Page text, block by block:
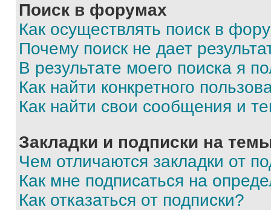
Поиск в форумах
Как осуществлять поиск в
Почему поиск не дает
В результате моего поиска я
Как найти конкретного
Как найти свои сообщения и
Закладки и подписки на
Чем отличаются закладки от
Как мне подписаться на
Как отказаться от подписки?